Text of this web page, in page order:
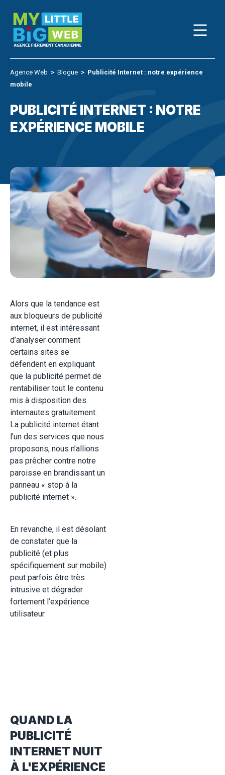
content
Agence Web ＞ Blogue ＞ Publicité Internet : notre expérience
mobile
PUBLICITÉ INTERNET : NOTRE
EXPÉRIENCE MOBILE
Alors que la tendance est
aux bloqueurs de publicité
internet, il est intéressant
d’analyser comment
certains sites se
défendent en expliquant
que la publicité permet de
rentabiliser tout le contenu
mis à disposition des
internautes gratuitement.
La publicité internet étant
l’un des services que nous
proposons, nous n’allions
pas prêcher contre notre
paroisse en brandissant un
panneau « stop à la
publicité internet ».
En revanche, il est désolant
de constater que la
publicité (et plus
spécifiquement sur mobile)
peut parfois être très
intrusive et dégrader
fortement l’expérience
utilisateur.
QUAND LA
PUBLICITÉ
INTERNET NUIT
À L'EXPÉRIENCE